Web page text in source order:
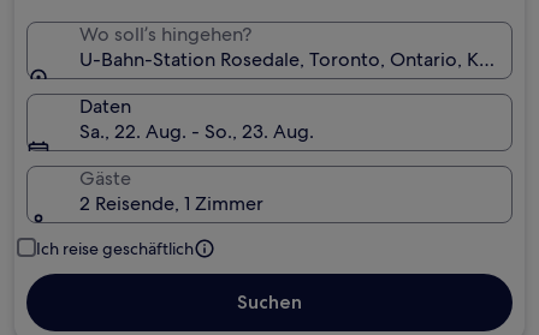
Wo soll’s hingehen?
U-Bahn-Station Rosedale, Toronto, Ontario, Kanada
Daten
Sa., 22. Aug. - So., 23. Aug.
Gäste
2 Reisende, 1 Zimmer
Ich reise geschäftlich
Suchen